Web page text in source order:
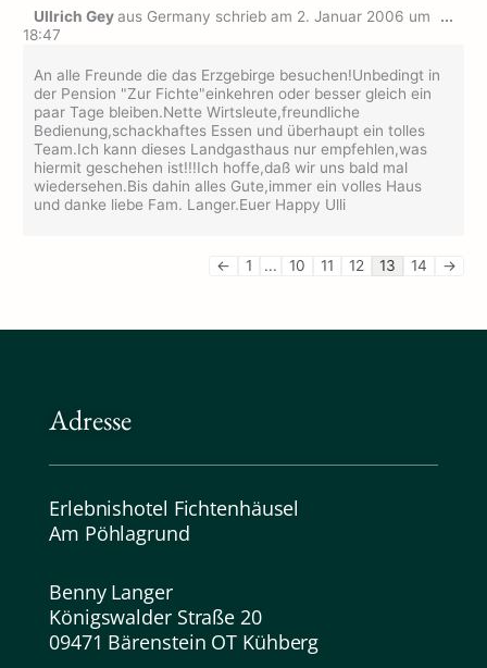
Ullrich Geyaus Germany schrieb am 2. Januar 2006 um
18:47
An alle Freunde die das Erzgebirge besuchen!Unbedingt in
der Pension "Zur Fichte"einkehren oder besser gleich ein
paar Tage bleiben.Nette Wirtsleute,freundliche
Bedienung,schackhaftes Essen und überhaupt ein tolles
Team.Ich kann dieses Landgasthaus nur empfehlen,was
hiermit geschehen ist!!!Ich hoffe,daß wir uns bald mal
wiedersehen.Bis dahin alles Gute,immer ein volles Haus
und danke liebe Fam. Langer.Euer Happy Ulli
...
← 1 ... 10 11 12 13 14 →
Adresse
Erlebnishotel Fichtenhäusel
Am Pöhlagrund
Benny Langer
Königswalder Straße 20
09471 Bärenstein OT Kühberg